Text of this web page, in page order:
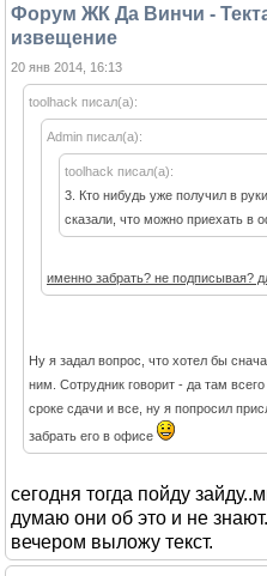
Форум ЖК Да Винчи -
извещение
20 янв 2014, 16:13
toolhack писал(а):
Admin писал(а):
toolhack писал(а):
3. Кто нибудь уже получил в
сказали, что можно приехать в
именно забрать? не подписывая?
Ну я задал вопрос, что хотел бы
ним. Сотрудник говорит - да там
сроке сдачи и все, ну я попросил
забрать его в офисе
сегодня тогда пойду
думаю они об это и не
вечером выложу текст.